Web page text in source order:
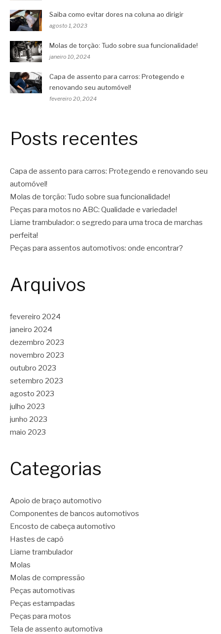
Saiba como evitar dores na coluna ao dirigir
agosto 1, 2023
Molas de torção: Tudo sobre sua funcionalidade!
janeiro 10, 2024
Capa de assento para carros: Protegendo e
renovando seu automóvel!
fevereiro 20, 2024
Posts recentes
Capa de assento para carros: Protegendo e renovando seu
automóvel!
Molas de torção: Tudo sobre sua funcionalidade!
Peças para motos no ABC: Qualidade e variedade!
Liame trambulador: o segredo para uma troca de marchas
perfeita!
Peças para assentos automotivos: onde encontrar?
Arquivos
fevereiro 2024
janeiro 2024
dezembro 2023
novembro 2023
outubro 2023
setembro 2023
agosto 2023
julho 2023
junho 2023
maio 2023
Categorias
Apoio de braço automotivo
Componentes de bancos automotivos
Encosto de cabeça automotivo
Hastes de capô
Liame trambulador
Molas
Molas de compressão
Peças automotivas
Peças estampadas
Peças para motos
Tela de assento automotiva